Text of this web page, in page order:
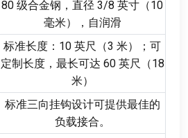
80 级合金钢 ， 直径 3/8 英寸（10
毫米）
， 自润滑
标准长度 ：10 英尺（3 米） ； 可
定制长度， 最长可达 60 英尺（18
米）
标准三向挂钩设计可提供最佳的
负载接合。